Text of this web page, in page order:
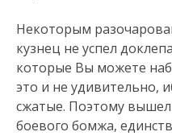
Некоторым
кузнец не успел
которые Вы можете
это и не удивительно,
сжатые. Поэтому
боевого бомжа,